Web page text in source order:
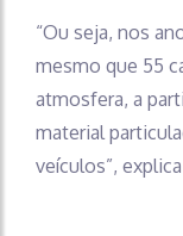
“Ou seja, nos
mesmo que 55
atmosfera, a
material
veículos”,